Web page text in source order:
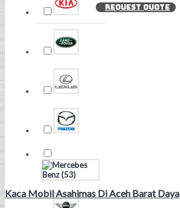
REQUEST QUOTE
Kaca Mobil Asahimas Di Aceh Barat Daya